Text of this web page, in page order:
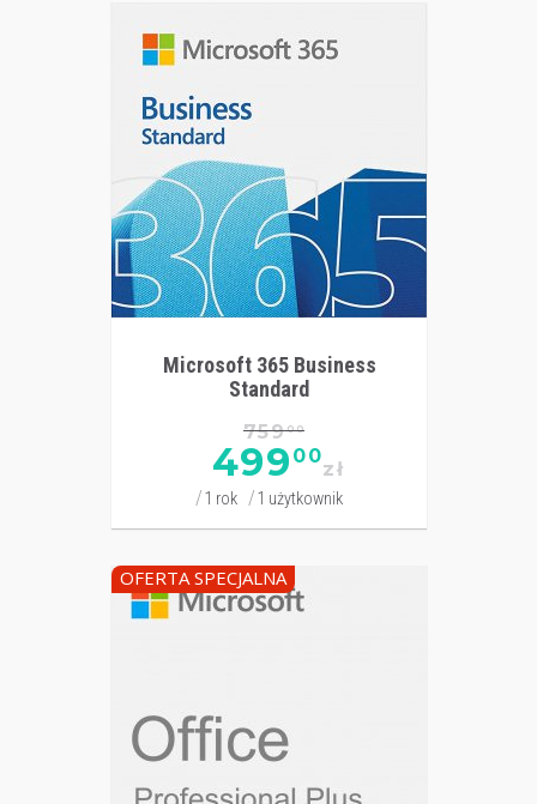
Microsoft 365 Business
Standard
75900
499 00
zł
1 rok 1 użytkownik
OFERTA SPECJALNA